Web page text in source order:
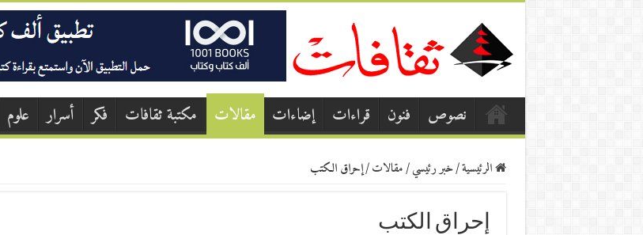
نصوص فنون قراءات إضاءات مقالات مكتبة ثقافات فكر أسرار علوم
الرئيسية/خبر رئيسي/مقالات/إحراق الكتب
إحراق الكتب